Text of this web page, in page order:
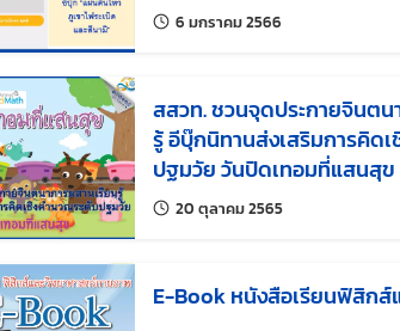
6 มกราคม 2566
สสวท. ชวนจุดประกายจินตน
รู้ อีบุ๊กนิทานส่งเสริมการคิด
ปฐมวัย วันปิดเทอมที่แสนสุข
20 ตุลาคม 2565แก้ไขล่าสุดเมื่อ:
E-Book หนังสือเรียนฟิสิกส์